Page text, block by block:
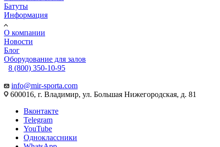
Батуты
Информация
О компании
Новости
Блог
Оборудование для залов
8 (800) 350-10-95
info@mir-sporta.com
600016, г. Владимир, ул. Большая Нижегородская, д. 81
Вконтакте
Telegram
YouTube
Одноклассники